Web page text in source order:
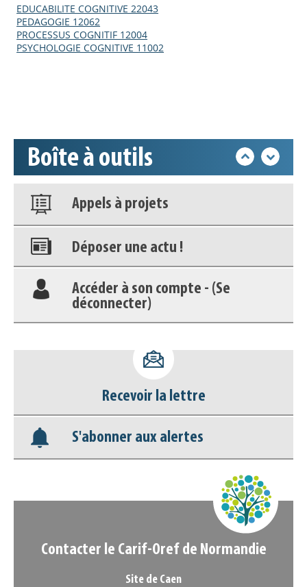
EDUCABILITE COGNITIVE 22043
PEDAGOGIE 12062
PROCESSUS COGNITIF 12004
PSYCHOLOGIE COGNITIVE 11002
Boîte à outils
Déposer une actu !
Nos veilles Scoop.it
Appels à projets
Déposer une actu !
Accéder à son compte - (Se
déconnecter)
Nos veilles Scoop.it
Appels à projets
Recevoir la lettre
S'abonner aux alertes
Contacter le Carif-Oref de Normandie
Site de Caen